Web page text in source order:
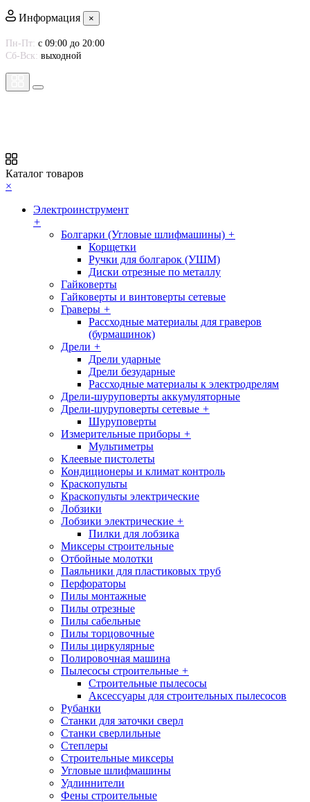
Информация ×
Пн-Пт: с 09:00 до 20:00
Сб-Вск: выходной
Каталог товаров
×
Электроинструмент
+
Болгарки (Угловые шлифмашины) +
Корщетки
Ручки для болгарок (УШМ)
Диски отрезные по металлу
Гайковерты
Гайковерты и винтоверты сетевые
Граверы +
Рассходные материалы для граверов
(бурмашинок)
Дрели +
Дрели ударные
Дрели безударные
Рассходные материалы к электродрелям
Дрели-шуруповерты аккумуляторные
Дрели-шуруповерты сетевые +
Шуруповерты
Измерительные приборы +
Мультиметры
Клеевые пистолеты
Кондиционеры и климат контроль
Краскопульты
Краскопульты электрические
Лобзики
Лобзики электрические +
Пилки для лобзика
Миксеры строительные
Отбойные молотки
Паяльники для пластиковых труб
Перфораторы
Пилы монтажные
Пилы отрезные
Пилы сабельные
Пилы торцовочные
Пилы циркулярные
Полировочная машина
Пылесосы строительные +
Строительные пылесосы
Аксессуары для строительных пылесосов
Рубанки
Станки для заточки сверл
Станки сверлильные
Степлеры
Строительные миксеры
Угловые шлифмашины
Удлиннители
Фены строительные